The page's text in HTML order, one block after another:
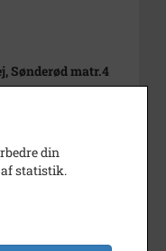
Sønderød matr.4
din
statistik.